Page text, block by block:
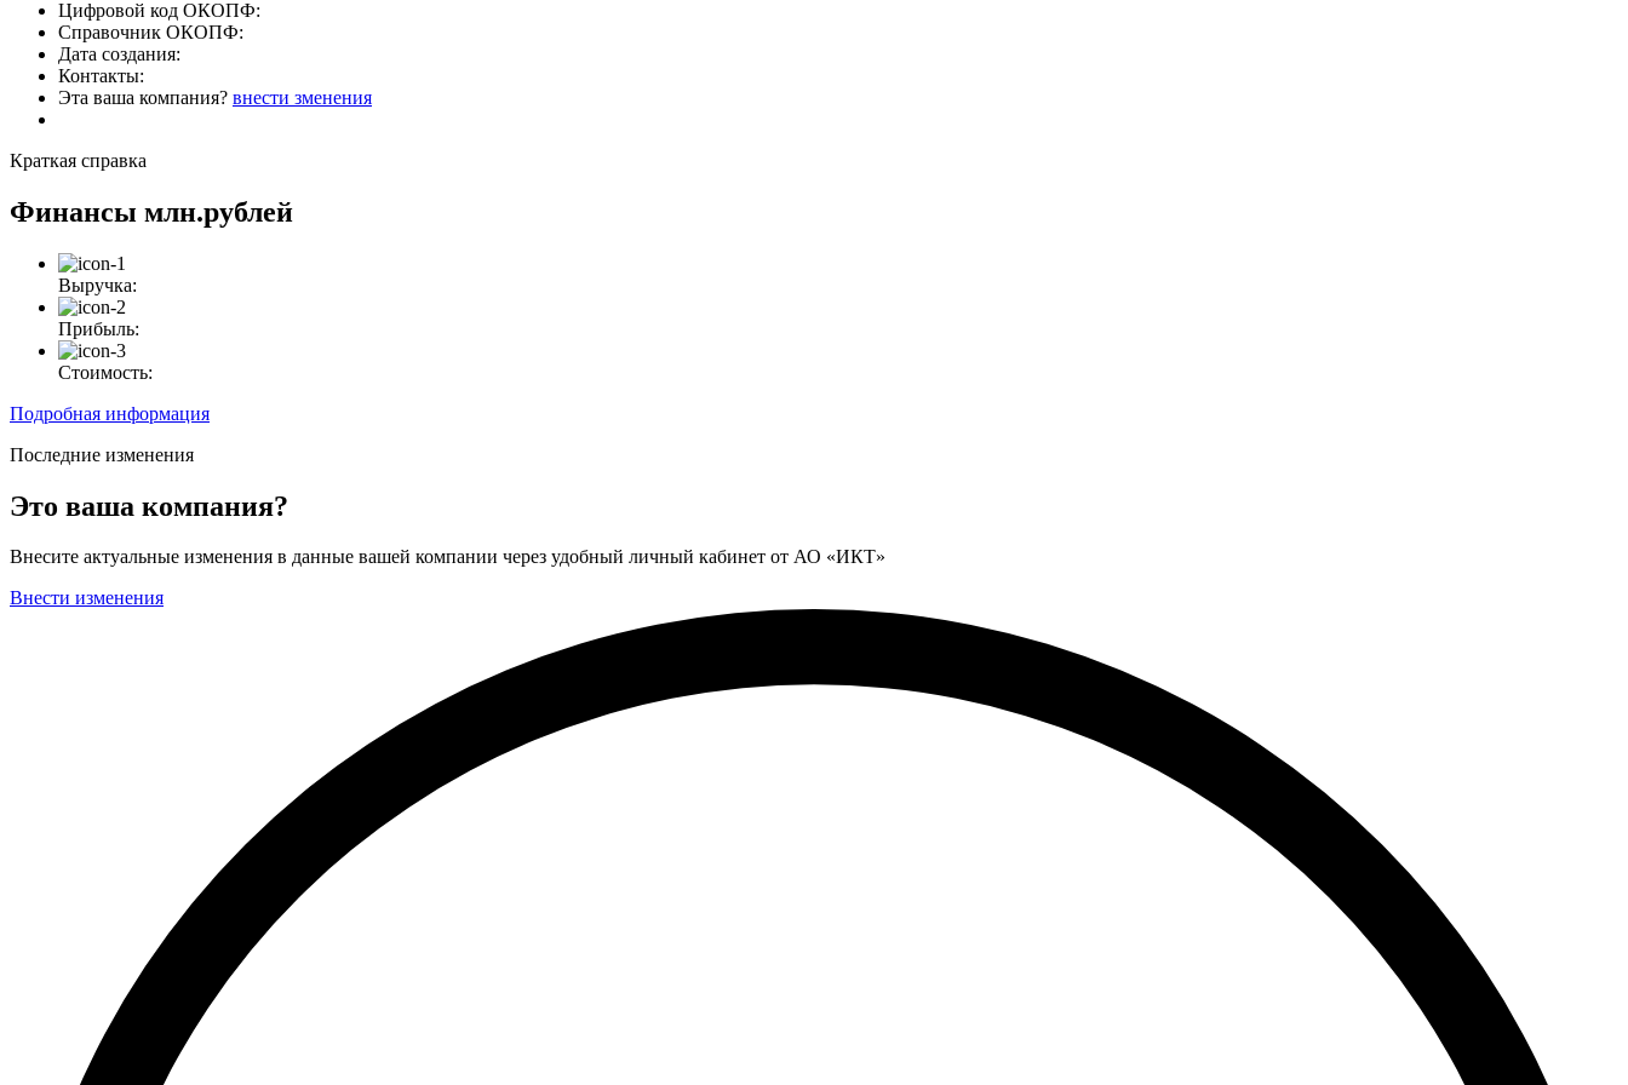
Цифровой код ОКОПФ:
Справочник ОКОПФ:
Дата создания:
Контакты:
Эта ваша компания? внести зменения
Краткая справка
Финансы млн.рублей
Выручка:
Прибыль:
Стоимость:
Подробная информация
Последние изменения
Это ваша компания?
Внесите актуальные изменения в данные вашей компании через удобный личный кабинет от АО «ИКТ»
Внести изменения